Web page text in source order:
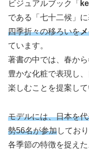
ビジュアルブック「
である「七十二候」に
四季折々の移ろいを
ています。 ​
著書の中では、春か
豊かな化粧で表現し
楽しむことを提案して
モデルには、日本を
勢56名が参加しており
各季節の特徴を捉えた